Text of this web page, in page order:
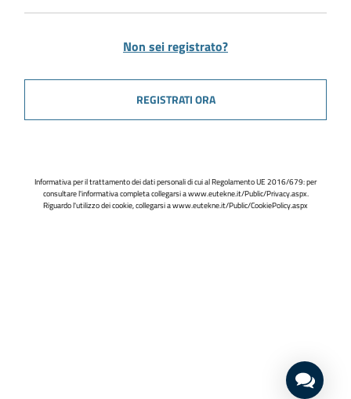
Non sei registrato?
REGISTRATI ORA
Informativa per il trattamento dei dati personali di cui al Regolamento UE 2016/679: per
consultare l'informativa completa collegarsi awww.eutekne.it/Public/Privacy.aspx.
Riguardo l'utilizzo dei cookie, collegarsi awww.eutekne.it/Public/CookiePolicy.aspx